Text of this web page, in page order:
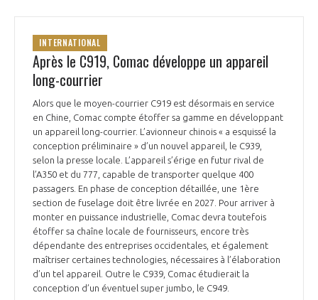
INTERNATIONAL
Après le C919, Comac développe un appareil
long-courrier
Alors que le moyen-courrier C919 est désormais en service
en Chine, Comac compte étoffer sa gamme en développant
un appareil long-courrier. L’avionneur chinois « a esquissé la
conception préliminaire » d’un nouvel appareil, le C939,
selon la presse locale. L’appareil s’érige en futur rival de
l’A350 et du 777, capable de transporter quelque 400
passagers. En phase de conception détaillée, une 1ère
section de fuselage doit être livrée en 2027. Pour arriver à
monter en puissance industrielle, Comac devra toutefois
étoffer sa chaîne locale de fournisseurs, encore très
dépendante des entreprises occidentales, et également
maîtriser certaines technologies, nécessaires à l’élaboration
d’un tel appareil. Outre le C939, Comac étudierait la
conception d’un éventuel super jumbo, le C949.